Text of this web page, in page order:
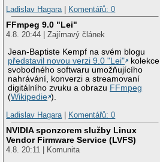
Ladislav Hagara
Komentářů: 0
FFmpeg 9.0 "Lei"
4.8. 20:44 | Zajímavý článek
Jean-Baptiste Kempf na svém blogu
představil novou verzi 9.0 "Lei"
kolekce
svobodného softwaru umožňujícího
nahrávání, konverzi a streamovaní
digitálního zvuku a obrazu FFmpeg
(Wikipedie ).
Ladislav Hagara
Komentářů: 0
NVIDIA sponzorem služby Linux
Vendor Firmware Service (LVFS)
4.8. 20:11 | Komunita